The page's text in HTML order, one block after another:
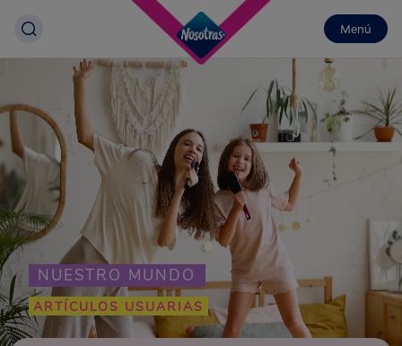
Menú
NUESTRO MUNDO
ARTÍCULOS USUARIAS